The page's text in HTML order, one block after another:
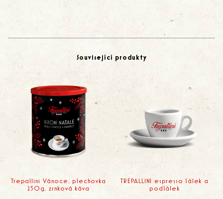
Související produkty
Trepallini Vánoce, plechovka
250g, zrnková káva
TREPALLINI espresso šálek a
podšálek